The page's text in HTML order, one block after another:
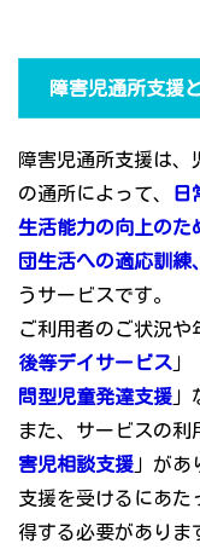
障害児通所支援
障害児通所支援は、
の通所によって、
日
生活能力の向上のた
団生活への適応訓
うサービスです。
ご利用者のご状況や
後等デイサービス 」
問型児童発達支援 」
また、サービスの利
害児相談支援 」があ
支援を受けるにあた
得する必要がありま